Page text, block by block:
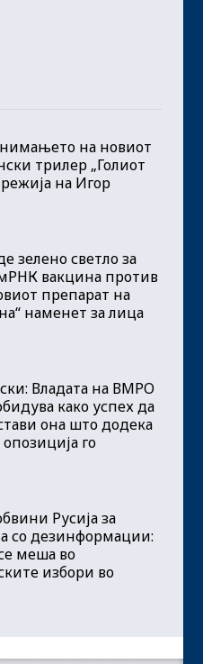
на новиот
трилер „Голиот
на Игор
зелено светло за
вакцина против
препарат на
наменет за лица
Владата на ВМРО
како успех да
она што додека
го
Русија за
со дезинформации:
меша во
избори во